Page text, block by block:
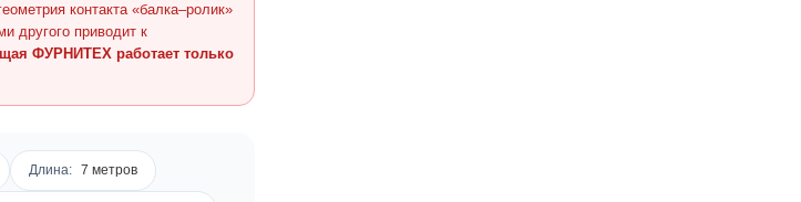
контакта «балка–ролик»
другого приводит к
ФУРНИТЕХ работает только
Длина: 7 метров